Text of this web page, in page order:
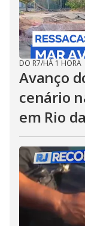
DO R7/HÁ 1 HORA
Avanço
cenário
em Rio